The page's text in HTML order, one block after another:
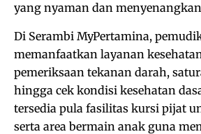
yang nyaman dan
Di Serambi MyPertamina,
memanfaatkan layanan
pemeriksaan tekanan darah,
hingga cek kondisi kesehatan
tersedia pula fasilitas kursi pijat
serta area bermain anak guna